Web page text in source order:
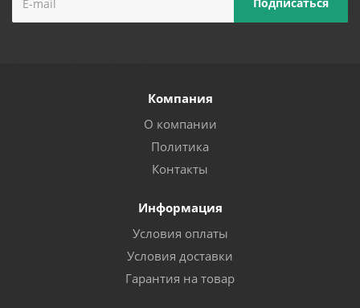
Компания
О компании
Политика
Контакты
Информация
Условия оплаты
Условия доставки
Гарантия на товар